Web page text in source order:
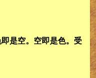
是空。空即是色。受